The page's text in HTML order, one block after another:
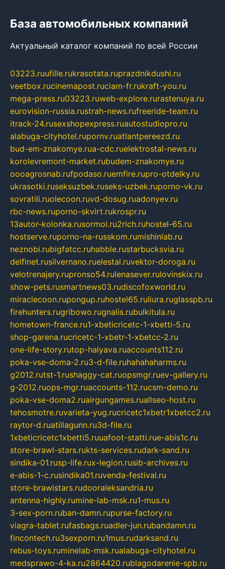
База автомобильных компаний
Актуальный каталог компаний по всей России
03223.ruufille.rukrasotata.ruprazdnikdushi.ru
veetbox.rucinemapost.ruciam-fr.rukraft-you.ru
mega-press.ru03223.ruweb-explore.rurastenuya.ru
eurovision-russia.rustrah-news.rufreeride-team.ru
itrack-24.rusexshopexpress.ruautostudiopro.ru
alabuga-cityhotel.rupornv.ruatlantpereezd.ru
bud-em-znakomye.rua-cdc.ruelektrostal-news.ru
korolevremont-market.rubudem-znakomye.ru
oooagrosnab.rufpodaso.ruemfire.rupro-otdelky.ru
ukrasotki.ruseksuzbek.ruseks-uzbek.ruporno-vk.ru
sovratili.ruolecoon.ruvd-dosug.ruadonyev.ru
rbc-news.ruporno-skvirt.rukrospr.ru
13autor-kolonka.rusormol.ru2rich.ruhostel-65.ru
hostserve.ruporno-na-russkom.rumishinlab.ru
neznobi.rubigfatcc.ruhabble.rustarbucksvia.ru
delfinet.rusilvernano.ruelestal.ruvektor-doroga.ru
velotrenajery.rupronso54.rulenasever.rulovinskix.ru
show-pets.rusmartnews03.rudiscofoxworld.ru
miraclecoon.rupongup.ruhostel65.ruliura.ruglasspb.ru
firehunters.rugribowo.rugnalis.rubulkitula.ru
hometown-france.ru1-xbeticricetc-1-xbetti-5.ru
shop-garena.rucricetc-1-xbetr-1-xbetcc-2.ru
one-life-story.rutop-halyava.ruaccounts112.ru
poka-vse-doma-2.ru3-d-file.ruhahahaharms.ru
g2012.rutst-1.rushaggy-cat.ruopsmgr.ruev-gallery.ru
g-2012.ruops-mgr.ruaccounts-112.rucsm-demo.ru
poka-vse-doma2.ruairgungames.ruallseo-host.ru
tehosmotre.ruvarieta-yug.rucricetc1xbetr1xbetcc2.ru
raytor-d.ruatillagunn.ru3d-file.ru
1xbeticricetc1xbetti5.ruuafoot-statti.rue-abis1c.ru
store-brawl-stars.rukts-services.rudark-sand.ru
sindika-01.rusp-life.rux-legion.rusib-archives.ru
e-abis-1-c.rusindika01.ruvenda-festival.ru
store-brawlstars.rudooraleksandria.ru
antenna-highly.rumine-lab-msk.ru1-mus.ru
3-sex-porn.ruban-damn.rupurse-factory.ru
viagra-tablet.rufasbags.ruadler-jun.rubandamn.ru
fincontech.ru3sexporn.ru1mus.rudarksand.ru
rebus-toys.ruminelab-msk.rualabuga-cityhotel.ru
medsprawo-4-ka.ru2864420.rublagodarenie-spb.ru